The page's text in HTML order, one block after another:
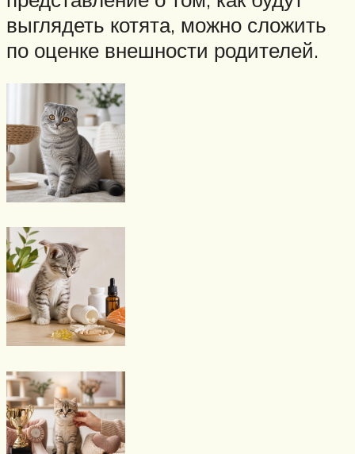
выглядеть котята, можно сложить
по оценке внешности родителей.